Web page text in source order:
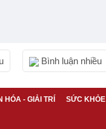
Bình luận nhiều
HÓA - GIẢI TRÍ SỨC KHỎE